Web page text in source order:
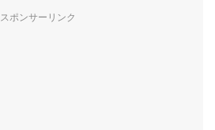
スポンサーリンク